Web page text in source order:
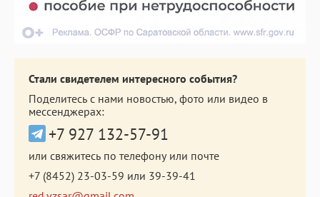
Стали свидетелем интересного события?
Поделитесь с нами новостью, фото или видео в
мессенджерах:
+7 927 132-57-91
или свяжитесь по телефону или почте
+7 (8452) 23-03-59 или 39-39-41